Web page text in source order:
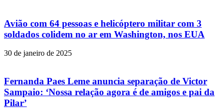
Avião com 64 pessoas e helicóptero militar com 3
soldados colidem no ar em Washington, nos EUA
30 de janeiro de 2025
Fernanda Paes Leme anuncia separação de Victor
Sampaio: ‘Nossa relação agora é de amigos e pai da
Pilar’